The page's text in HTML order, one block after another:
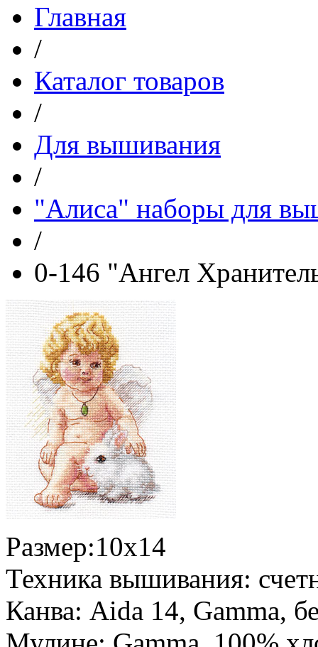
Главная
/
Каталог товаров
/
Для вышивания
/
"Алиса" наборы для
/
0-146 "Ангел
Размер:10x14
Техника вышивания:
Канва: Aida 14, Gamma,